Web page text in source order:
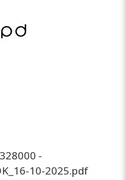
-
10-2025.pdf